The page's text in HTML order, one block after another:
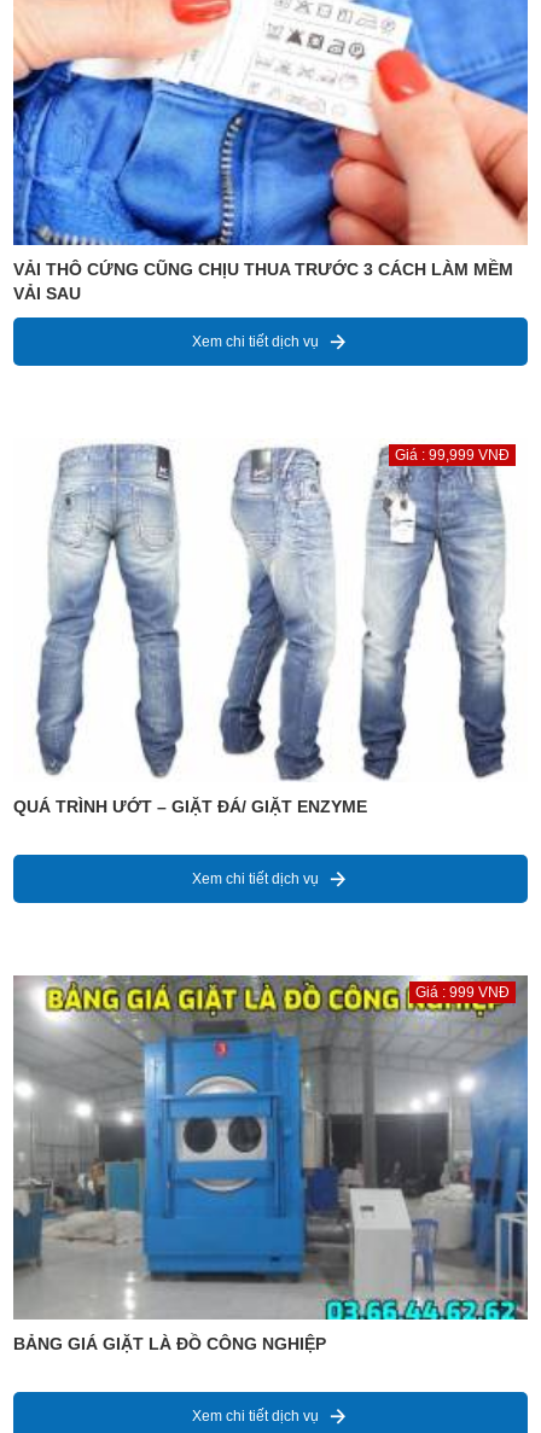
VẢI THÔ CỨNG CŨNG CHỊU THUA TRƯỚC 3 CÁCH LÀM MỀM
VẢI SAU
Xem chi tiết dịch vụ
Giá : 99,999 VNĐ
QUÁ TRÌNH ƯỚT – GIẶT ĐÁ/ GIẶT ENZYME
Xem chi tiết dịch vụ
Giá : 999 VNĐ
BẢNG GIÁ GIẶT LÀ ĐỒ CÔNG NGHIỆP
Xem chi tiết dịch vụ